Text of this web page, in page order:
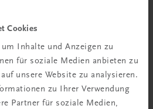
Cookies
Inhalte und Anzeigen zu
für soziale Medien anbieten zu
unsere Website zu analysieren.
zu Ihrer Verwendung
Partner für soziale Medien,
in Frankreich.